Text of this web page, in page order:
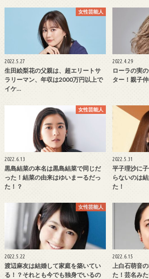
女性芸能人
2022.5.27
生田絵梨花の父親は、超エリートサ
ラリーマン、年収は2000万円以上で
イケ…
2022.4.29
ローラの実
ター！親子
女性芸能人
2022.6.13
黒島結菜の本名は黒島結菜で同じだ
った！結菜の由来はゆいまーるだっ
た！？
2022.5.31
平子理沙に
らないのは
た！
女性芸能人
2022.5.22
渡辺麻友は結婚して家庭を築いてい
る！？それとも今でも独身でいるの
2022.6.15
上白石萌音
た！芸名み